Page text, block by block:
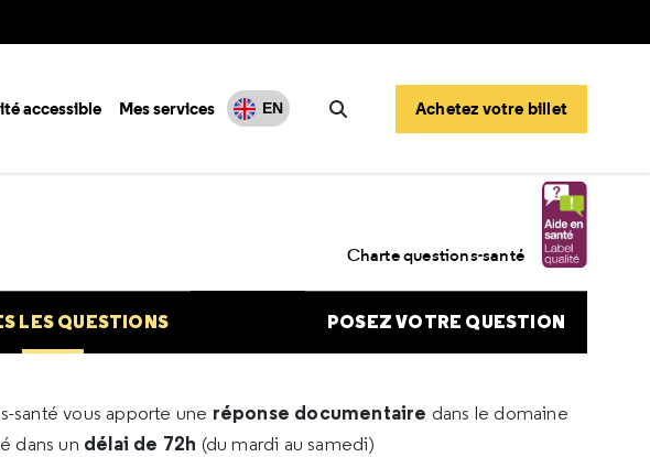
accessible Mes services EN
Rechercher
Achetez votre billet
Charte questions-santé
LES QUESTIONS POSEZ VOTRE QUESTION
santé vous apporte une réponse documentaire dans le domaine
dans un délai de 72h (du mardi au samedi)